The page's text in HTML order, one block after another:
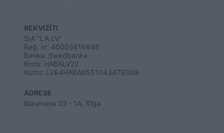
REKVIZĪTI
SIA "LA.LV"
Reģ. nr. 40003616846
Banka: Swedbanka
Kods: HABALV22
Konts: LV64HABA0551043479309
ADRESE
Blaumaņa 32 - 1A, Rīga